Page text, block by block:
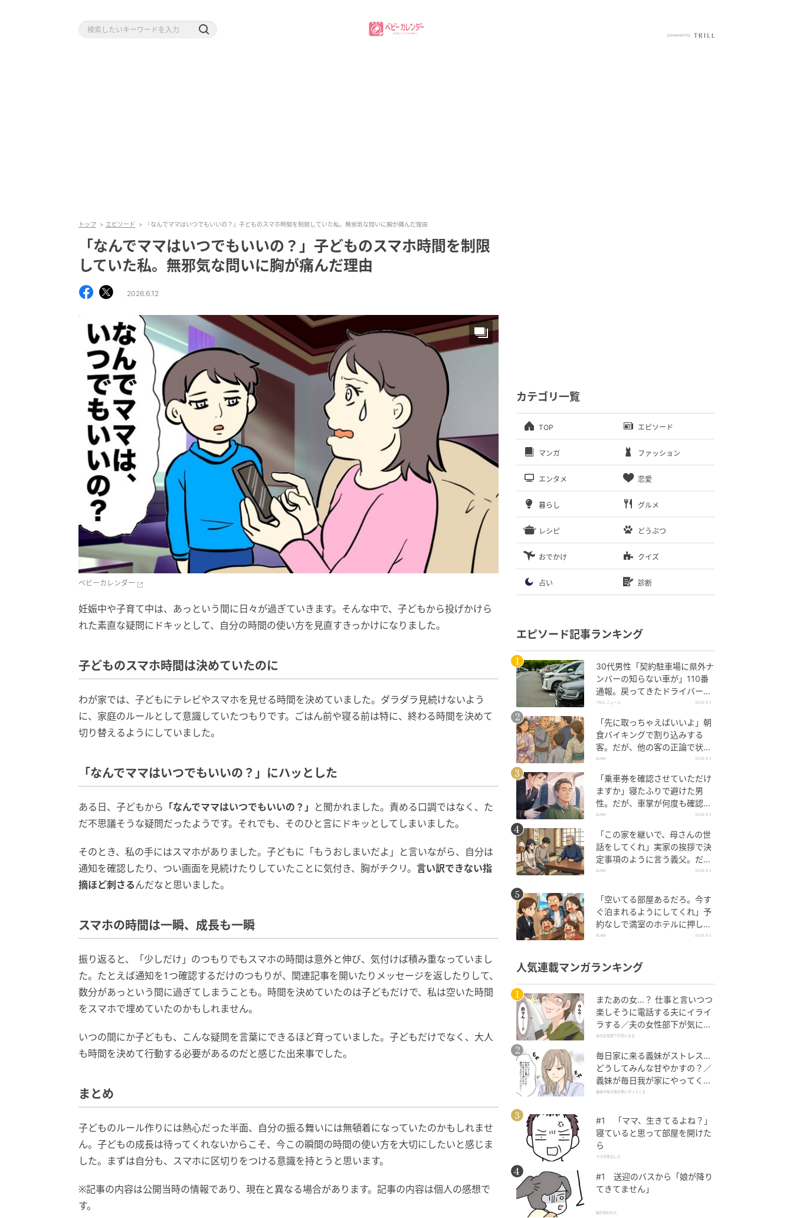
トップ エピソード 「なんでママはいつでもいいの？」子どものスマホ時間を制限していた私。無邪気な問いに胸が痛んだ理由
「なんでママはいつでもいいの？」子どものスマホ時間を制限
していた私。無邪気な問いに胸が痛んだ理由
2026.6.12
ベビーカレンダー
妊娠中や子育て中は、あっという間に日々が過ぎていきます。そんな中で、子どもから投げかけら
れた素直な疑問にドキッとして、自分の時間の使い方を見直すきっかけになりました。
子どものスマホ時間は決めていたのに
わが家では、子どもにテレビやスマホを見せる時間を決めていました。ダラダラ見続けないよう
に、家庭のルールとして意識していたつもりです。ごはん前や寝る前は特に、終わる時間を決めて
切り替えるようにしていました。
「なんでママはいつでもいいの？」にハッとした
ある日、子どもから 「なんでママはいつでもいいの？」 と聞かれました。責める口調ではなく、た
だ不思議そうな疑問だったようです。それでも、そのひと言にドキッとしてしまいました。
そのとき、私の手にはスマホがありました。子どもに「もうおしまいだよ」と言いながら、自分は
通知を確認したり、つい画面を見続けたりしていたことに気付き、胸がチクリ。 言い訳できない指
摘ほど刺さるんだなと思いました。
スマホの時間は一瞬、成長も一瞬
振り返ると、「少しだけ」のつもりでもスマホの時間は意外と伸び、気付けば積み重なっていまし
た。たとえば通知を1つ確認するだけのつもりが、関連記事を開いたりメッセージを返したりして、
数分があっという間に過ぎてしまうことも。時間を決めていたのは子どもだけで、私は空いた時間
をスマホで埋めていたのかもしれません。
いつの間にか子どもも、こんな疑問を言葉にできるほど育っていました。子どもだけでなく、大人
も時間を決めて行動する必要があるのだと感じた出来事でした。
まとめ
子どものルール作りには熱心だった半面、自分の振る舞いには無頓着になっていたのかもしれませ
ん。子どもの成長は待ってくれないからこそ、今この瞬間の時間の使い方を大切にしたいと感じま
した。まずは自分も、スマホに区切りをつける意識を持とうと思います。
※記事の内容は公開当時の情報であり、現在と異なる場合があります。記事の内容は個人の感想で
す。
カテゴリ一覧
TOP エピソード
マンガ ファッション
エンタメ 恋愛
暮らし グルメ
レシピ どうぶつ
おでかけ クイズ
占い 診断
エピソード記事ランキング
30代男性「契約駐車場に県外ナ
ンバーの知らない車が」110番
通報。戻ってきたドライバー
の“言い分”に「口論になった」
TRILL ニュース 2026.8.5
「先に取っちゃえばいいよ」朝
食バイキングで割り込みする
客。だが、他の客の正論で状況
が一変
GLAM 2026.8.5
「乗車券を確認させていただけ
ますか」寝たふりで避けた男
性。だが、車掌が何度も確認し
た結果
GLAM 2026.8.5
「この家を継いで、母さんの世
話をしてくれ」実家の挨拶で決
定事項のように言う義父。だ
が、普段は反論しない夫が言っ
GLAM 2026.8.5
「空いてる部屋あるだろ。今す
ぐ泊まれるようにしてくれ」予
約なしで満室のホテルに押しか
けた家族。だが、責任者の対応
GLAM 2026.8.5
人気連載マンガランキング
またあの女…？ 仕事と言いつつ
楽しそうに電話する夫にイライ
ラする／夫の女性部下が気にな
る（1）【夫婦の危機 まんが】
夫の女性部下が気になる
毎日家に来る義妹がストレス…
どうしてみんな甘やかすの？／
義妹が毎日我が家にやってくる
（1）【義父母がシンドイんで
義妹が毎日我が家にやってくる
#1 「ママ、生きてるよね？」
寝ていると思って部屋を開けた
ら
ママが家出した
#1 送迎のバスから「娘が降り
てきてません」
娘が拐われた